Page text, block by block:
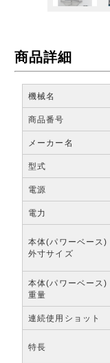
商品詳細
機械名
商品番号
メーカー名
型式
電源
電力
本体(パワーベース)
外寸サイズ
本体(パワーベース)
重量
連続使用ショット
特長